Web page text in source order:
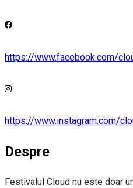
https://www.facebook.com/
https://www.instagram.com/
Despre
Festivalul Cloud nu este doar